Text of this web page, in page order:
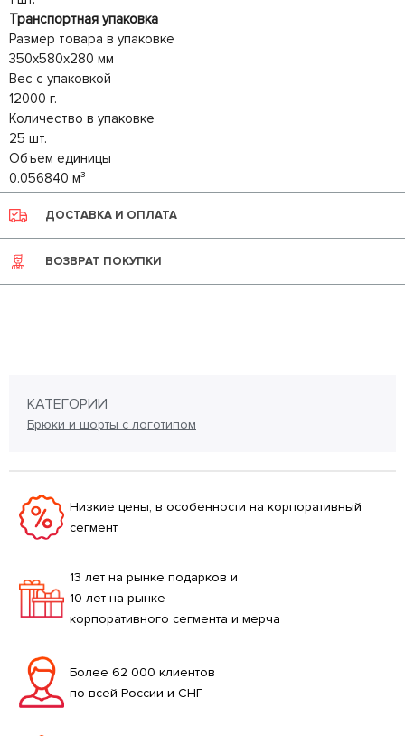
Транспортная упаковка
Размер товара в упаковке
350x580x280 мм
Вес с упаковкой
12000 г.
Количество в упаковке
25 шт.
Объем единицы
0.056840 м³
ДОСТАВКА И ОПЛАТА
ВОЗВРАТ ПОКУПКИ
КАТЕГОРИИ
Брюки и шорты с логотипом
Низкие цены, в особенности на корпоративный
сегмент
13 лет на рынке подарков и
10 лет на рынке
корпоративного сегмента и мерча
Более 62 000 клиентов
по всей России и СНГ